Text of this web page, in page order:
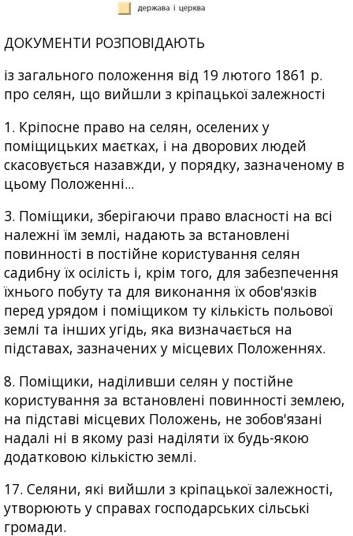
ДОКУМЕНТИ РОЗПОВІДАЮТЬ
із загального положення від 19 лютого 1861 р.
про селян, що вийшли з кріпацької залежності
1. Кріпосне право на селян, оселених у
поміщицьких маєтках, і на дворових людей
скасовується назавжди, у порядку, зазначеному в
цьому Положенні...
3. Поміщики, зберігаючи право власності на всі
належні їм землі, надають за встановлені
повинності в постійне користування селян
садибну їх осілість і, крім того, для забезпечення
їхнього побуту та для виконання їх обов'язків
перед урядом і поміщиком ту кількість польової
землі та інших угідь, яка визначається на
підставах, зазначених у місцевих Положеннях.
8. Поміщики, наділивши селян у постійне
користування за встановлені повинності землею,
на підставі місцевих Положень, не зобов'язані
надалі ні в якому разі наділяти їх будь-якою
додатковою кількістю землі.
17. Селяни, які вийшли з кріпацької залежності,
утворюють у справах господарських сільські
громади.